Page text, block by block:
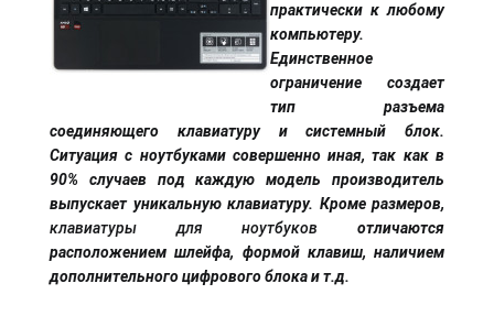
практически к любому
компьютеру.
Единственное
ограничение создает
тип разъема
соединяющего клавиатуру и системный блок.
Ситуация с ноутбуками совершенно иная, так как в
90% случаев под каждую модель производитель
выпускает уникальную клавиатуру. Кроме размеров,
клавиатуры для ноутбуков отличаются
расположением шлейфа, формой клавиш, наличием
дополнительного цифрового блока и т.д.